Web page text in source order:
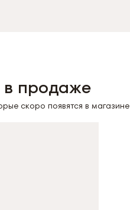
продаже
скоро появятся в магазине